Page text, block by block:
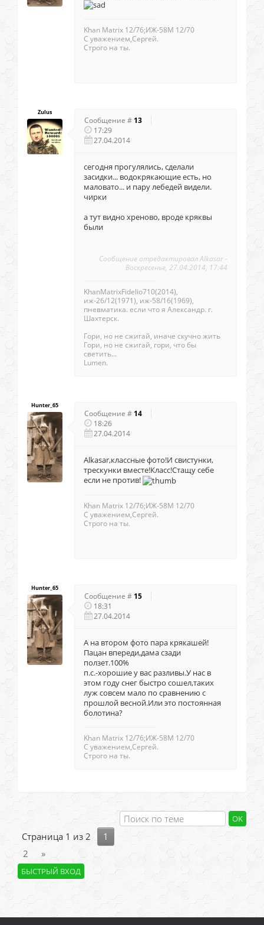
Khan Matrix 12/76;ИЖ-58М 12/70
С уважением,Сергей.
Строго на ты.
Zulus
Сообщение # 13
17:29
27.04.2014
сегодня прогулялись, сделали
засидки... водокрякающие есть, но
маловато... и пару лебедей видели.
чирки
а тут видно хреново, вроде кряквы
были
Сообщение отредактировалAlkasar-
Воскресенье, 27.04.2014, 17:44
KhanMatrixFidelio710(2014),
иж-26/12(1971), иж-58/16(1969),
пневматика. если что я Александр. г.
Шахтерск.
Гори, но не сжигай, иначе скучно жить
Гори, но не сжигай, гори, что бы
светить...
Lumen.
Hunter_65
Сообщение # 14
18:26
27.04.2014
Alkasar,классные фото!И свистунки,
трескунки вместе!Класс!Стащу себе
если не против!
Khan Matrix 12/76;ИЖ-58М 12/70
С уважением,Сергей.
Строго на ты.
Hunter_65
Сообщение # 15
18:31
27.04.2014
А на втором фото пара крякашей!
Пацан впереди,дама сзади
ползет.100%
п.с.-хорошие у вас разливы.У нас в
этом году снег быстро сошел,таких
луж совсем мало по сравнению с
прошлой весной.Или это постоянная
болотина?
Khan Matrix 12/76;ИЖ-58М 12/70
С уважением,Сергей.
Строго на ты.
Страница 1 из 2
1
2
»